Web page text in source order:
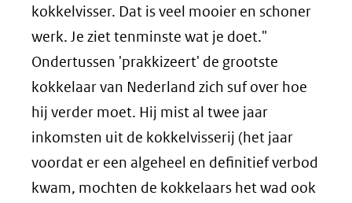
kokkelvisser. Dat is veel mooier en schoner
werk. Je ziet tenminste wat je doet."
Ondertussen 'prakkizeert' de grootste
kokkelaar van Nederland zich suf over hoe
hij verder moet. Hij mist al twee jaar
inkomsten uit de kokkelvisserij (het jaar
voordat er een algeheel en definitief verbod
kwam, mochten de kokkelaars het wad ook